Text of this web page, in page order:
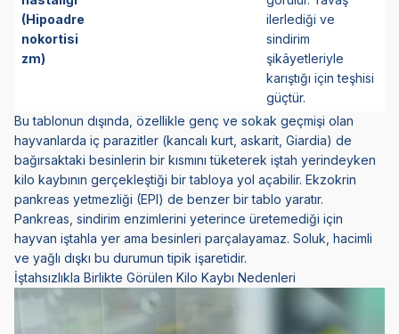
(Hipoadre
nokortisi
zm)
ilerlediği ve
sindirim
şikâyetleriyle
karıştığı için teşhisi
güçtür.
Bu tablonun dışında, özellikle genç ve sokak geçmişi olan
hayvanlarda iç parazitler (kancalı kurt, askarit, Giardia) de
bağırsaktaki besinlerin bir kısmını tüketerek iştah yerindeyken
kilo kaybının gerçekleştiği bir tabloya yol açabilir. Ekzokrin
pankreas yetmezliği (EPI) de benzer bir tablo yaratır.
Pankreas, sindirim enzimlerini yeterince üretemediği için
hayvan iştahla yer ama besinleri parçalayamaz. Soluk, hacimli
ve yağlı dışkı bu durumun tipik işaretidir.
İştahsızlıkla Birlikte Görülen Kilo Kaybı Nedenleri